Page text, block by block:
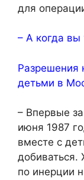
для
– А когда
Разрешения
детьми в
– Впервые
июня 1987
вместе с
добиваться.
по инерции